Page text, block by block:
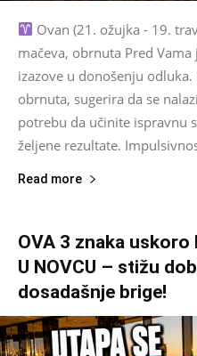
Ovan (21. ožujka - 19.
mačeva, obrnuta Pred
izazove u donošenju odluka.
obrnuta, sugerira da se
potrebu da učinite ispravnu
željene rezultate.
Read more
OVA 3 znaka uskoro
U NOVCU – stižu
dosadašnje brige!